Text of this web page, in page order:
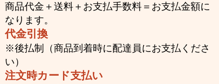
商品代金＋送料＋お支払手数料＝お支払金額に
なります。
代金引換
※後払制（商品到着時に配達員にお支払くださ
い）
注文時カード支払い